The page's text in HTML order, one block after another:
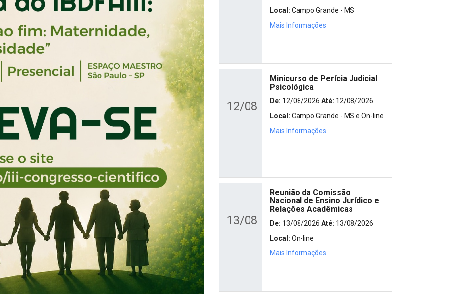
Local: Campo Grande - MS
Mais Informações
12/08
Minicurso de Perícia Judicial
Psicológica
De: 12/08/2026 Até: 12/08/2026
Local: Campo Grande - MS e On-line
Mais Informações
13/08
Reunião da Comissão
Nacional de Ensino Jurídico e
Relações Acadêmicas
De: 13/08/2026 Até: 13/08/2026
Local: On-line
Mais Informações